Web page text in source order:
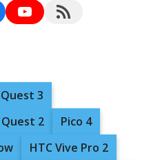
YouTubeRSS Feed
3
2
Pico 4
HTC Vive Pro 2